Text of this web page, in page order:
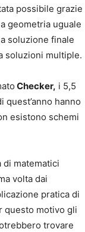
possibile grazie
geometria uguale
soluzione finale
soluzioni multiple.
Checker, i 5,5
hanno
esistono schemi
di matematici
volta dai
pratica di
questo motivo gli
trovare